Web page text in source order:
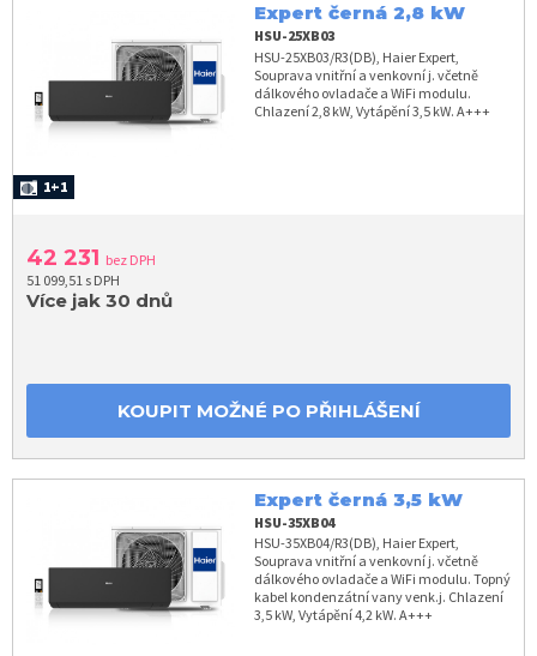
Expert černá 2,8 kW
HSU-25XB03
HSU-25XB03/R3(DB), Haier Expert,
Souprava vnitřní a venkovní j. včetně
dálkového ovladače a WiFi modulu.
Chlazení 2,8 kW, Vytápění 3,5 kW. A+++
1+1
42 231 bez DPH
51 099,51 s DPH
Více jak 30 dnů
KOUPIT MOŽNÉ PO PŘIHLÁŠENÍ
Expert černá 3,5 kW
HSU-35XB04
HSU-35XB04/R3(DB), Haier Expert,
Souprava vnitřní a venkovní j. včetně
dálkového ovladače a WiFi modulu. Topný
kabel kondenzátní vany venk.j. Chlazení
3,5 kW, Vytápění 4,2 kW. A+++